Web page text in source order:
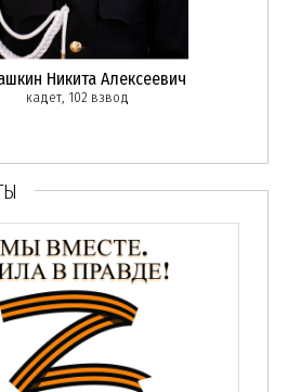
Никита Алексеевич
кадет, 102 взвод